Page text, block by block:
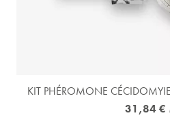
KIT PHÉROMONE
31,84 €